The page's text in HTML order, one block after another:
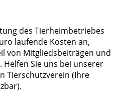
des Tierheimbetriebes
laufende Kosten an,
von Mitgliedsbeiträgen und
Sie uns bei unserer
Tierschutzverein (Ihre